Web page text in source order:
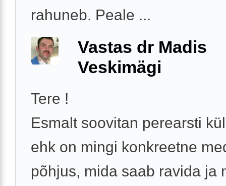
rahuneb. Peale ...
Vastas dr Madis
Veskimägi
Tere !
Esmalt soovitan perearsti
ehk on mingi konkreetne
põhjus, mida saab ravida ja